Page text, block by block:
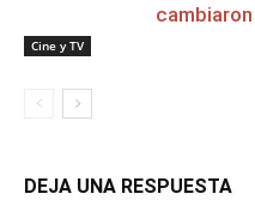
Cine y TV
cambiaron
DEJA UNA RESPUESTA